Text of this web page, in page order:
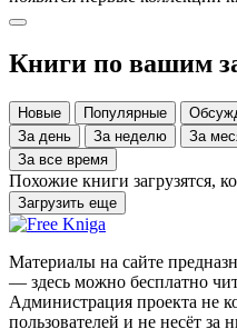
Книги по вашим
Новые Популярные
За день
За неделю За
За все время
Похожие книги загрузятся,
Загрузить еще
Материалы на сайте
— здесь можно бесплатно
Администрация проекта не
пользователей и не несёт за